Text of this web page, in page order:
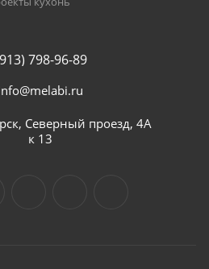
798-96-89
Северный проезд, 4А
к 13